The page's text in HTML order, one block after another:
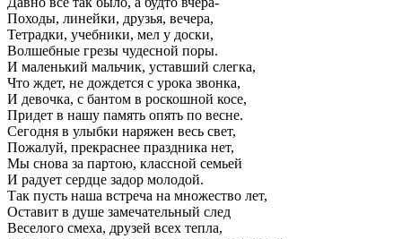
Походы, линейки, друзья, вечера,
Тетрадки, учебники, мел у доски,
Волшебные грезы чудесной поры.
И маленький мальчик, уставший слегка,
Что ждет, не дождется с урока звонка,
И девочка, с бантом в роскошной косе,
Придет в нашу память опять по весне.
Сегодня в улыбки наряжен весь свет,
Пожалуй, прекраснее праздника нет,
Мы снова за партою, классной семьей
И радует сердце задор молодой.
Так пусть наша встреча на множество лет,
Оставит в душе замечательный след
Веселого смеха, друзей всех тепла,